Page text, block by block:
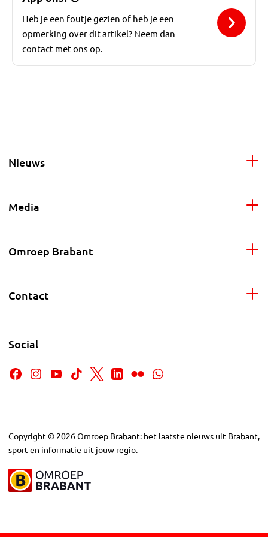
Heb je een foutje gezien of heb je een
opmerking over dit artikel? Neem dan
contact met ons op.
Nieuws
Media
Omroep Brabant
Contact
Social
Copyright © 2026Omroep Brabant: het laatste nieuws uit Brabant,
sport en informatie uit jouw regio.